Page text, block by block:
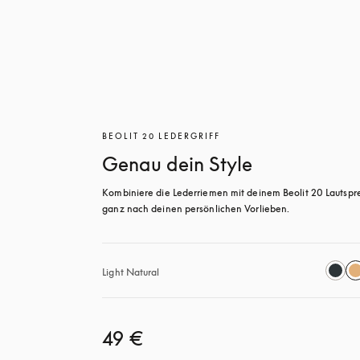
BEOLIT 20 LEDERGRIFF
Genau dein Style
Kombiniere die Lederriemen mit deinem Beolit 20
ganz nach deinen persönlichen Vorlieben.
Light Natural
49 €